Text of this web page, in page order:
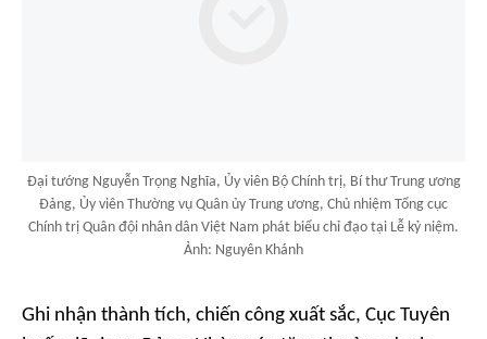
Đại tướng Nguyễn Trọng Nghĩa, Ủy viên Bộ Chính trị, Bí thư Trung ương
Đảng, Ủy viên Thường vụ Quân ủy Trung ương, Chủ nhiệm Tổng cục
Chính trị Quân đội nhân dân Việt Nam phát biểu chỉ đạo tại Lễ kỷ niệm.
Ảnh: Nguyên Khánh
Ghi nhận thành tích, chiến công xuất sắc, Cục Tuyên